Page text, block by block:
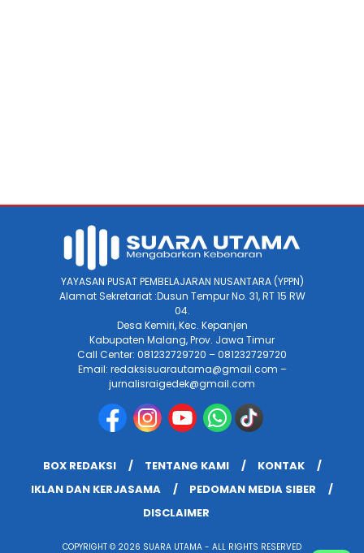
YAYASAN PUSAT PEMBELAJARAN NUSANTARA (YPPN)
Alamat Sekretariat :Dusun Tempur No. 31, RT 15 RW
04.
Desa Kemiri, Kec. Kepanjen
Kabupaten Malang, Prov. Jawa Timur
Call Center: 081232729720 – 081232729720
Email: redaksisuarautama@gmail.com –
jurnalisraigedek@gmail.com
BOX REDAKSI TENTANG KAMI
KONTAK
IKLAN DAN KERJASAMA
PEDOMAN MEDIA SIBER
DISCLAIMER
COPYRIGHT © 2026 SUARA UTAMA - ALL RIGHTS RESERVED